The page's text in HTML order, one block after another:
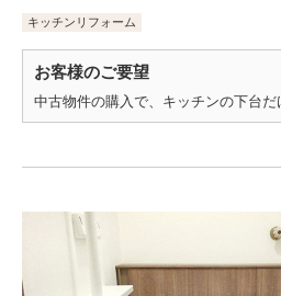
キッチンリフォーム
お客様のご要望
中古物件の購入で、キッチンの下台だ